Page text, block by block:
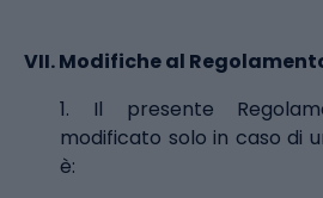
VII.Modifiche al
1. Il presente
modificato solo in caso di
è: